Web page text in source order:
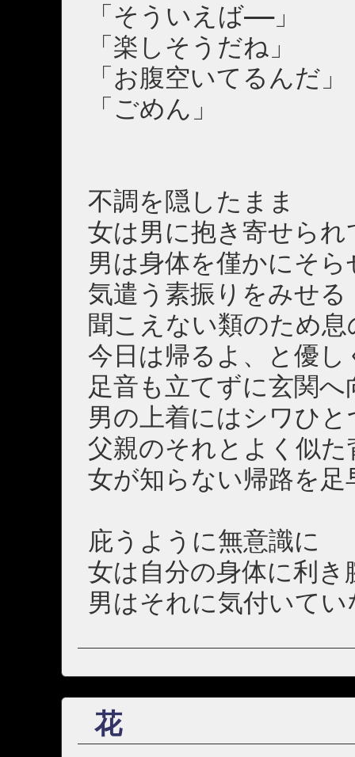
「そういえば――」
「楽しそうだね」
「お腹空いてるんだ」
「ごめん」
不調を隠したまま
女は男に抱き寄せら
男は身体を僅かにそら
気遣う素振りをみせる
聞こえない類のため
今日は帰るよ、と優し
足音も立てずに玄関へ
男の上着にはシワひと
父親のそれとよく似た
女が知らない帰路を足
庇うように無意識に
女は自分の身体に利き
男はそれに気付いてい
花